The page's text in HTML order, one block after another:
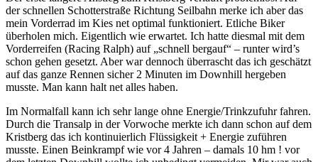
der schnellen Schotterstraße Richtung Seilbahn merke ich aber das
mein Vorderrad im Kies net optimal funktioniert. Etliche Biker
überholen mich. Eigentlich wie erwartet. Ich hatte diesmal mit dem
Vorderreifen (Racing Ralph) auf „schnell bergauf“ – runter wird’s
schon gehen gesetzt. Aber war dennoch überrascht das ich geschätzt
auf das ganze Rennen sicher 2 Minuten im Downhill hergeben
musste. Man kann halt net alles haben.
Im Normalfall kann ich sehr lange ohne Energie/Trinkzufuhr fahren.
Durch die Transalp in der Vorwoche merkte ich dann schon auf dem
Kristberg das ich kontinuierlich Flüssigkeit + Energie zuführen
musste. Einen Beinkrampf wie vor 4 Jahren – damals 10 hm ! vor